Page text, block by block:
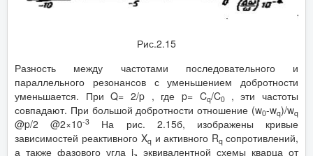
Рис.2.15
Разность между частотами последовательного и
параллельного резонансов с уменьшением добротности
уменьшается. При Q= 2/p , где p= Cq/C0 , эти частоты
совпадают. При большой добротности отношение (w0-wq)/wq
@p/2 @2×10-3
На рис. 2.15б, изображены кривые
зависимостей реактивного Xqи активного Rqсопротивлений,
а также фазового угла j
эквивалентной схемы кварца от